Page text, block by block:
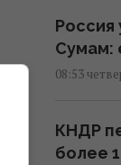
Россия
Сумам:
08:53
КНДР
более